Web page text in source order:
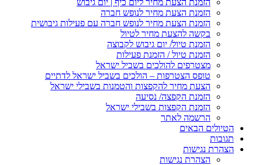
הזמנת הצעת מחיר ליום כיף | יום גיבוש
הזמנת הצעת מחיר לנופש חברה
הזמנת הצעת מחיר לנופש חברה עם פעילות גיבושית
בקשה להצעת מחיר לטיול
הזמנת טיול/ יום גיבוש לקבוצה
הזמנת טיול / הזמנת פעילות
מצטרפים להולכים בשביל ישראל
טופס הצטרפות – הולכים בשביל ישראל לדתיים
הצעת מחיר להקפצות והטמנות בשבילי ישראל
הזמנת הקפצה/ נסיעה
הזמנת הקפצות בשבילי ישראל
הרשמה לאתר
הטיולים הבאים
תגובות
הצהרת נגישות
הצהרת נגישות